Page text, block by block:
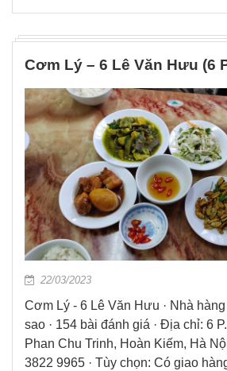
Cơm Lý – 6 Lê Văn Hưu (6
22/03/2023
Cơm Lý - 6 Lê Văn Hưu · Nhà hàng
sao · 154 bài đánh giá · Địa chỉ: 6
Phan Chu Trinh, Hoàn Kiếm, Hà
3822 9965 · Tùy chọn: Có giao